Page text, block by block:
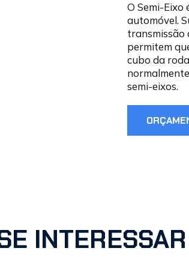
O Semi-Eixo
automóvel.
transmissão
permitem
cubo da
semi-eixos.
INTERESSAR